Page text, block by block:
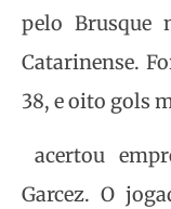
pelo Brusque
Catarinense.
38, e oito gols
acertou
Garcez. O